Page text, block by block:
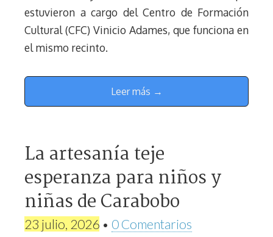
estuvieron a cargo del Centro de Formación
Cultural (CFC) Vinicio Adames, que funciona en
el mismo recinto.
Leer más →
La artesanía teje
esperanza para niños y
niñas de Carabobo
23 julio, 2026 • 0 Comentarios